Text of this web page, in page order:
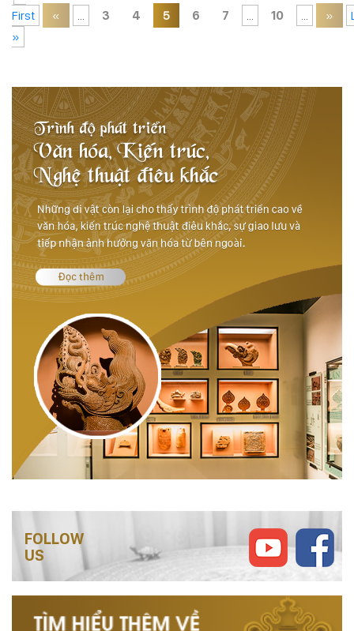
First
« ... 3 4 5 6 7 ... 10 ... »
»
FOLLOW
US